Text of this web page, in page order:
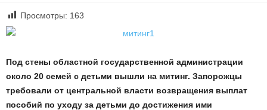
Просмотры: 163
Под стены областной государственной администрации
около 20 семей с детьми вышли на митинг. Запорожцы
требовали от центральной власти возвращения выплат
пособий по уходу за детьми до достижения ими